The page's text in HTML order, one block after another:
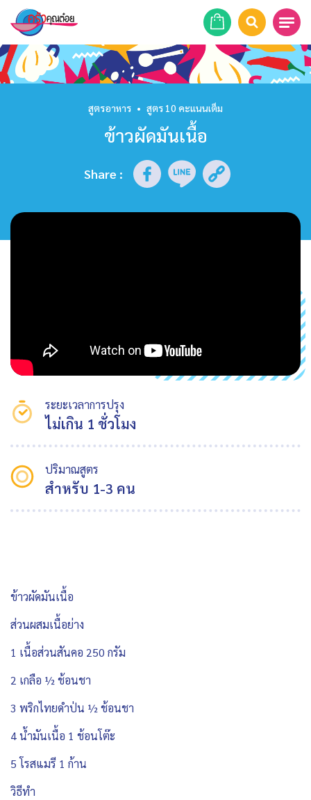
หน้าแรก
รายการย้อนหลัง
สูตรอาหาร • สูตร 10 คะแนนเต็ม
ข้าวผัดมันเนื้อ
Share :
ระยะเวลาการปรุง
ไม่เกิน 1 ชั่วโมง
ปริมาณสูตร
สำหรับ 1-3 คน
ข้าวผัดมันเนื้อ
ส่วนผสมเนื้อย่าง
1 เนื้อส่วนสันคอ 250 กรัม
2 เกลือ ½ ช้อนชา
3 พริกไทยดำป่น ½ ช้อนชา
4 น้ำมันเนื้อ 1 ช้อนโต๊ะ
5 โรสแมรี 1 ก้าน
วิธีทำ